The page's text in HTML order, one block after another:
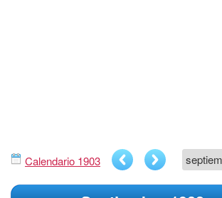
Calendario 1903